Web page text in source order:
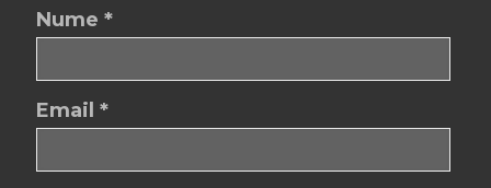
Nume *
Email *